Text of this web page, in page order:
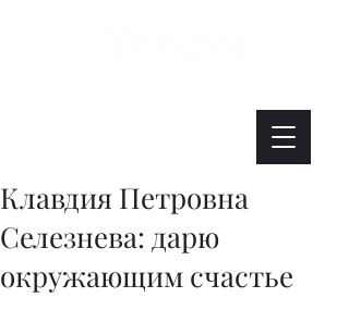
Клавдия Петровна
Селезнева: дарю
окружающим счастье